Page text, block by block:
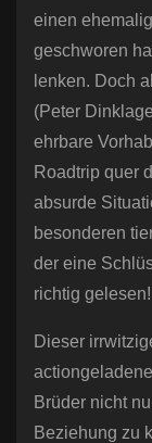
einen
geschworen
lenken. Doch
(Peter
ehrbare
Roadtrip quer
absurde
besonderen
der eine
richtig gelesen!
Dieser
Brüder nicht
Beziehung zu